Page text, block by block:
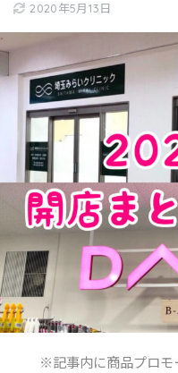
2020年5月13日
※記事内に商品プロモ